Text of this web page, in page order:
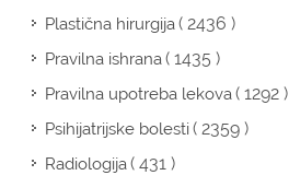
Plastična hirurgija( 2436 )
Pravilna ishrana( 1435 )
Pravilna upotreba lekova( 1292 )
Psihijatrijske bolesti( 2359 )
Radiologija( 431 )